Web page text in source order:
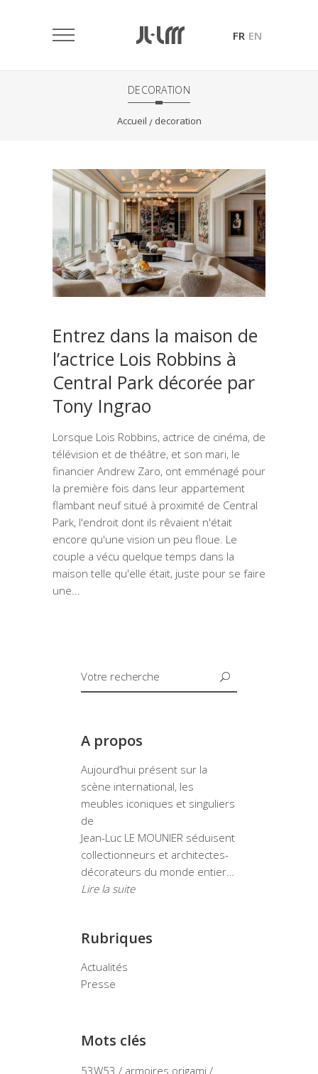
EN
FR
DECORATION
Accueil / decoration
Entrez dans la maison de
l’actrice Lois Robbins à
Central Park décorée par
Tony Ingrao
Lorsque Lois Robbins, actrice de cinéma, de
télévision et de théâtre, et son mari, le
financier Andrew Zaro, ont emménagé pour
la première fois dans leur appartement
flambant neuf situé à proximité de Central
Park, l'endroit dont ils rêvaient n'était
encore qu'une vision un peu floue. Le
couple a vécu quelque temps dans la
maison telle qu'elle était, juste pour se faire
une
A propos
Aujourd’hui présent sur la
scène international, les
meubles iconiques et singuliers
de
Jean-Luc LE MOUNIER séduisent
collectionneurs et architectes-
décorateurs du monde entier…
Lire la suite
Rubriques
Actualités
Presse
Mots clés
53W53
armoires origami